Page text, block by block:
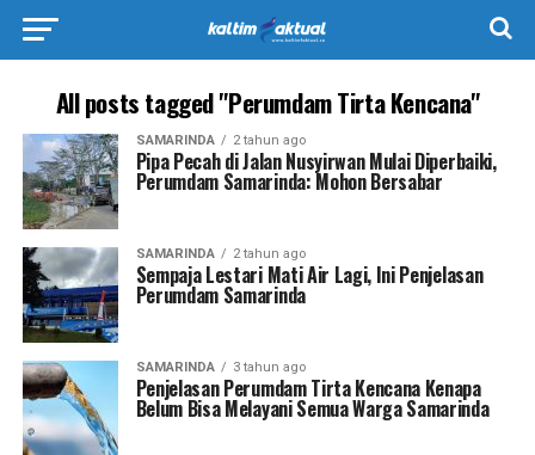
All posts tagged "Perumdam Tirta Kencana"
SAMARINDA 2 tahun ago
Pipa Pecah di Jalan Nusyirwan Mulai Diperbaiki,
Perumdam Samarinda: Mohon Bersabar
SAMARINDA 2 tahun ago
Sempaja Lestari Mati Air Lagi, Ini Penjelasan
Perumdam Samarinda
SAMARINDA 3 tahun ago
Penjelasan Perumdam Tirta Kencana Kenapa
Belum Bisa Melayani Semua Warga Samarinda